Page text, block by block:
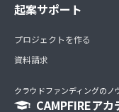
起案サポート
プロジェクトを作る
資料請求
クラウドファンディングのノ
CAMPFIREアカ